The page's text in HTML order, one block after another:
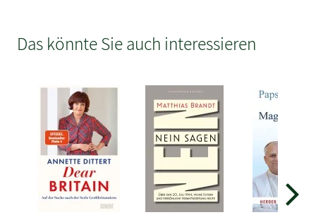
Das könnte Sie auch interessieren